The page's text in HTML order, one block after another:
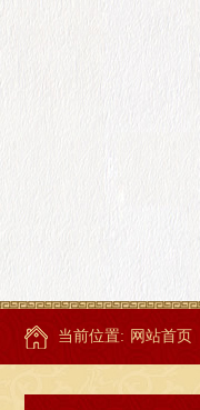
当前位置: 网站首页